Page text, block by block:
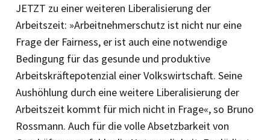
JETZT zu einer weiteren Liberalisierung der
Arbeitszeit: »Arbeitnehmerschutz ist nicht nur eine
Frage der Fairness, er ist auch eine notwendige
Bedingung für das gesunde und produktive
Arbeitskräftepotenzial einer Volkswirtschaft. Seine
Aushöhlung durch eine weitere Liberalisierung der
Arbeitszeit kommt für mich nicht in Frage«, so Bruno
Rossmann. Auch für die volle Absetzbarkeit von